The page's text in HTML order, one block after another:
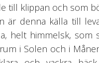
till klippan och som
är denna källa till
helt himmelsk, som
i Solen och i